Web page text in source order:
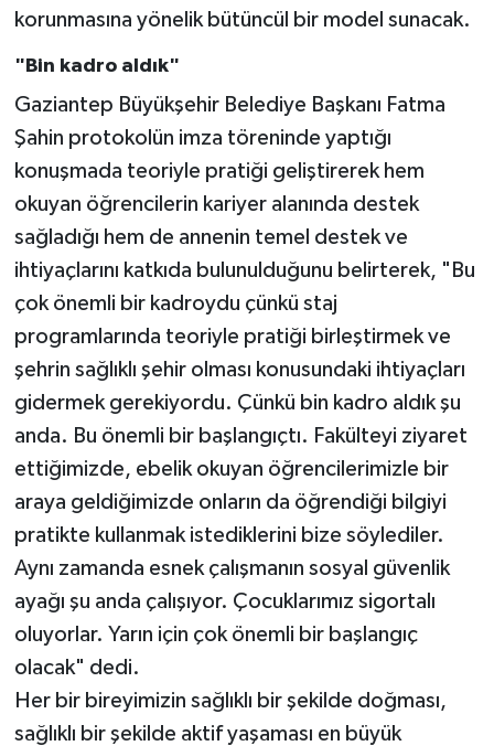
korunmasına yönelik bütüncül bir model sunacak.
"Bin kadro aldık"
Gaziantep Büyükşehir Belediye Başkanı Fatma
Şahin protokolün imza töreninde yaptığı
konuşmada teoriyle pratiği geliştirerek hem
okuyan öğrencilerin kariyer alanında destek
sağladığı hem de annenin temel destek ve
ihtiyaçlarını katkıda bulunulduğunu belirterek, "Bu
çok önemli bir kadroydu çünkü staj
programlarında teoriyle pratiği birleştirmek ve
şehrin sağlıklı şehir olması konusundaki ihtiyaçları
gidermek gerekiyordu. Çünkü bin kadro aldık şu
anda. Bu önemli bir başlangıçtı. Fakülteyi ziyaret
ettiğimizde, ebelik okuyan öğrencilerimizle bir
araya geldiğimizde onların da öğrendiği bilgiyi
pratikte kullanmak istediklerini bize söylediler.
Aynı zamanda esnek çalışmanın sosyal güvenlik
ayağı şu anda çalışıyor. Çocuklarımız sigortalı
oluyorlar. Yarın için çok önemli bir başlangıç
olacak" dedi.
Her bir bireyimizin sağlıklı bir şekilde doğması,
sağlıklı bir şekilde aktif yaşaması en büyük